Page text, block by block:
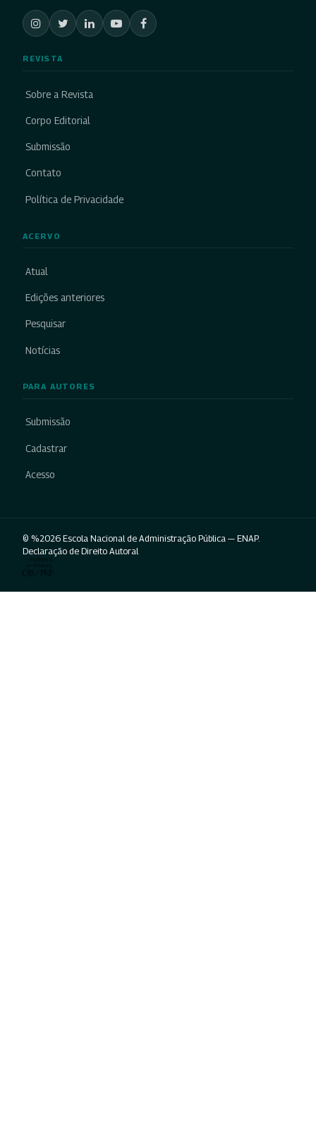
REVISTA
Sobre a Revista
Corpo Editorial
Submissão
Contato
Política de Privacidade
ACERVO
Atual
Edições anteriores
Pesquisar
Notícias
PARA AUTORES
Submissão
Cadastrar
Acesso
© %2026 Escola Nacional de Administração Pública — ENAP.
Declaração de Direito Autoral